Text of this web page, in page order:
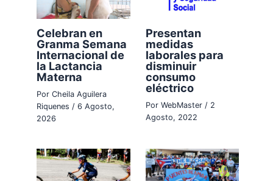
Celebran en
Granma Semana
Internacional de
la Lactancia
Materna
PorCheila Aguilera
Riquenes /6 Agosto,
2026
Presentan
medidas
laborales para
disminuir
consumo
eléctrico
Por WebMaster / 2
Agosto, 2022